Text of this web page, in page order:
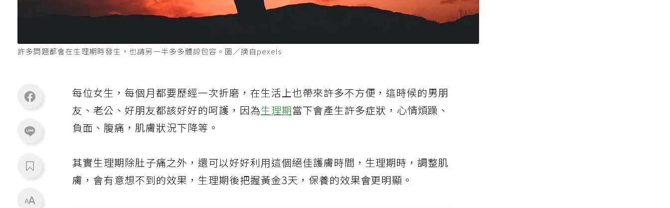
許多問題都會在生理期時發生，也請另一半多多體諒包容。圖／摘自pexels
每位女生，每個月都要歷經一次折磨，在生活上也帶來許多不方便，這時候的男朋
友、老公、好朋友都該好好的呵護，因為生理期當下會產生許多症狀，心情煩躁、
負面、腹痛，肌膚狀況下降等。
其實生理期除肚子痛之外，還可以好好利用這個絕佳護膚時間，生理期時，調整肌
膚，會有意想不到的效果，生理期後把握黃金3天，保養的效果會更明顯。